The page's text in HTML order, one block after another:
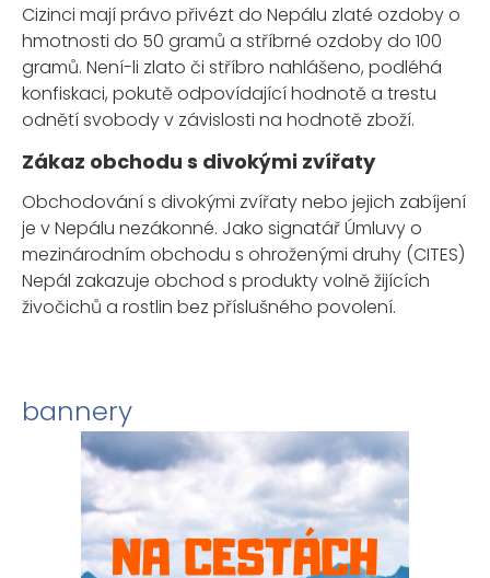
Cizinci mají právo přivézt do Nepálu zlaté ozdoby o
hmotnosti do 50 gramů a stříbrné ozdoby do 100
gramů. Není-li zlato či stříbro nahlášeno, podléhá
konfiskaci, pokutě odpovídající hodnotě a trestu
odnětí svobody v závislosti na hodnotě zboží.
Zákaz obchodu s divokými zvířaty
Obchodování s divokými zvířaty nebo jejich zabíjení
je v Nepálu nezákonné. Jako signatář Úmluvy o
mezinárodním obchodu s ohroženými druhy (CITES)
Nepál zakazuje obchod s produkty volně žijících
živočichů a rostlin bez příslušného povolení.
bannery